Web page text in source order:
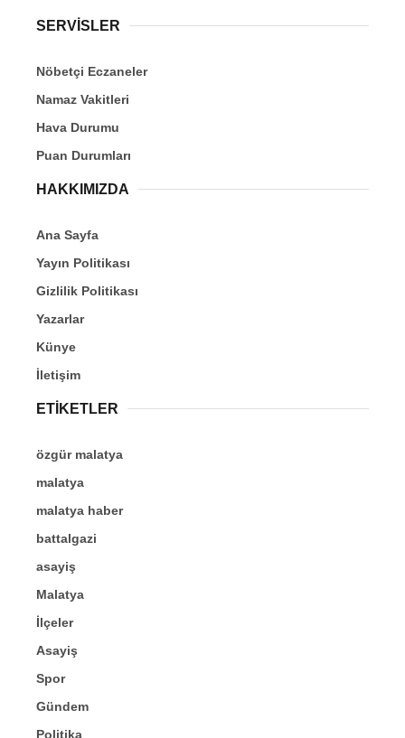
SERVİSLER
Nöbetçi Eczaneler
Namaz Vakitleri
Hava Durumu
Puan Durumları
HAKKIMIZDA
Ana Sayfa
Yayın Politikası
Gizlilik Politikası
Yazarlar
Künye
İletişim
ETİKETLER
özgür malatya
malatya
malatya haber
battalgazi
asayiş
Malatya
İlçeler
Asayiş
Spor
Gündem
Politika